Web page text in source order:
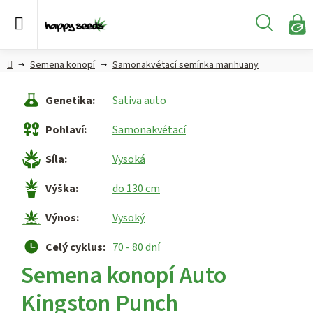
Hledat
Semena
CBD,
CBG a
HHC
konopí
Konopné
produkty
Kratom
HlavníSemena konopí Samonakvétací semínka marihuany
Semena konopí Auto
Kingston Punch
Genetika:
Sativa auto
Pohlaví:
Samonakvétací
Síla:
Vysoká
Výška:
do 130 cm
Výnos:
Vysoký
Celý cyklus: 70 - 80 dní